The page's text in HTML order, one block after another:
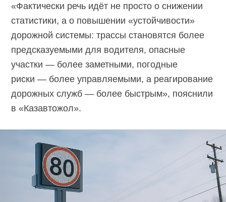
«Фактически речь идёт не просто о снижении
статистики, а о повышении «устойчивости»
дорожной системы: трассы становятся более
предсказуемыми для водителя, опасные
участки — более заметными, погодные
риски — более управляемыми, а реагирование
дорожных служб — более быстрым», пояснили
в «Казавтожол».